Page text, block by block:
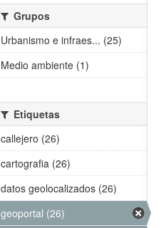
Grupos
Urbanismo e infraes... (25)
Medio ambiente (1)
Etiquetas
callejero (26)
cartografia (26)
datos geolocalizados (26)
geoportal (26)